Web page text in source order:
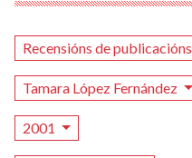
Recensións de publicacións
Tamara López Fernández
2001